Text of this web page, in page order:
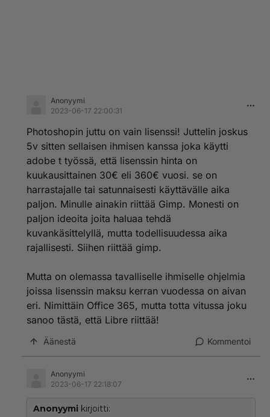
Anonyymi
2023-06-17 22:00:31
Photoshopin juttu on vain lisenssi! Juttelin joskus
5v sitten sellaisen ihmisen kanssa joka käytti
adobe t työssä, että lisenssin hinta on
kuukausittainen 30€ eli 360€ vuosi. se on
harrastajalle tai satunnaisesti käyttävälle aika
paljon. Minulle ainakin riittää Gimp. Monesti on
paljon ideoita joita haluaa tehdä
kuvankäsittelyllä, mutta todellisuudessa aika
rajallisesti. Siihen riittää gimp.
Mutta on olemassa tavalliselle ihmiselle ohjelmia
joissa lisenssin maksu kerran vuodessa on aivan
eri. Nimittäin Office 365, mutta totta vitussa joku
sanoo tästä, että Libre riittää!
Äänestä Kommentoi
Anonyymi
2023-06-17 22:18:07
Anonyymi kirjoitti: